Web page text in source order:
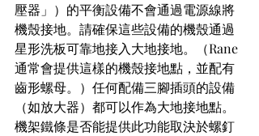
壓器」）的平衡設備不會通過電源線將
機殼接地。請確保這些設備的機殼通過
星形洗板可靠地接入大地接地。（Rane
通常會提供這樣的機殼接地點，並配有
齒形螺母。）任何配備三腳插頭的設備
（如放大器）都可以作為大地接地點。
機架鐵條是否能提供此功能取決於螺釘